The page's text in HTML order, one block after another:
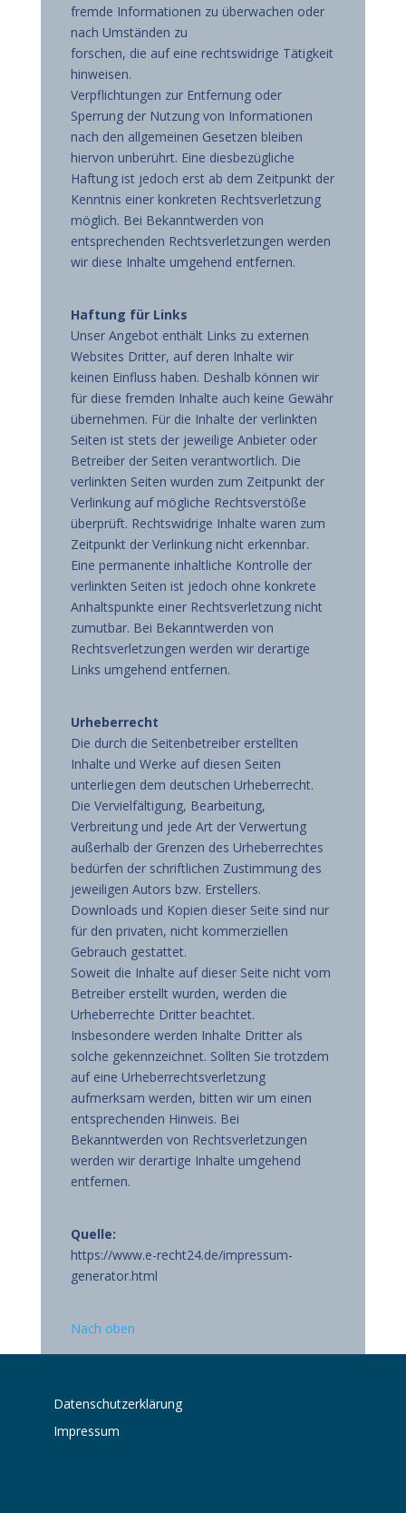
fremde Informationen zu überwachen oder
nach Umständen zu
forschen, die auf eine rechtswidrige Tätigkeit
hinweisen.
Verpflichtungen zur Entfernung oder
Sperrung der Nutzung von Informationen
nach den allgemeinen Gesetzen bleiben
hiervon unberührt. Eine diesbezügliche
Haftung ist jedoch erst ab dem Zeitpunkt der
Kenntnis einer konkreten Rechtsverletzung
möglich. Bei Bekanntwerden von
entsprechenden Rechtsverletzungen werden
wir diese Inhalte umgehend entfernen.
Haftung für Links
Unser Angebot enthält Links zu externen
Websites Dritter, auf deren Inhalte wir
keinen Einfluss haben. Deshalb können wir
für diese fremden Inhalte auch keine Gewähr
übernehmen. Für die Inhalte der verlinkten
Seiten ist stets der jeweilige Anbieter oder
Betreiber der Seiten verantwortlich. Die
verlinkten Seiten wurden zum Zeitpunkt der
Verlinkung auf mögliche Rechtsverstöße
überprüft. Rechtswidrige Inhalte waren zum
Zeitpunkt der Verlinkung nicht erkennbar.
Eine permanente inhaltliche Kontrolle der
verlinkten Seiten ist jedoch ohne konkrete
Anhaltspunkte einer Rechtsverletzung nicht
zumutbar. Bei Bekanntwerden von
Rechtsverletzungen werden wir derartige
Links umgehend entfernen.
Urheberrecht
Die durch die Seitenbetreiber erstellten
Inhalte und Werke auf diesen Seiten
unterliegen dem deutschen Urheberrecht.
Die Vervielfältigung, Bearbeitung,
Verbreitung und jede Art der Verwertung
außerhalb der Grenzen des Urheberrechtes
bedürfen der schriftlichen Zustimmung des
jeweiligen Autors bzw. Erstellers.
Downloads und Kopien dieser Seite sind nur
für den privaten, nicht kommerziellen
Gebrauch gestattet.
Soweit die Inhalte auf dieser Seite nicht vom
Betreiber erstellt wurden, werden die
Urheberrechte Dritter beachtet.
Insbesondere werden Inhalte Dritter als
solche gekennzeichnet. Sollten Sie trotzdem
auf eine Urheberrechtsverletzung
aufmerksam werden, bitten wir um einen
entsprechenden Hinweis. Bei
Bekanntwerden von Rechtsverletzungen
werden wir derartige Inhalte umgehend
entfernen.
Quelle:
https://www.e-recht24.de/impressum-
generator.html
Nach oben
Datenschutzerklärung
Impressum